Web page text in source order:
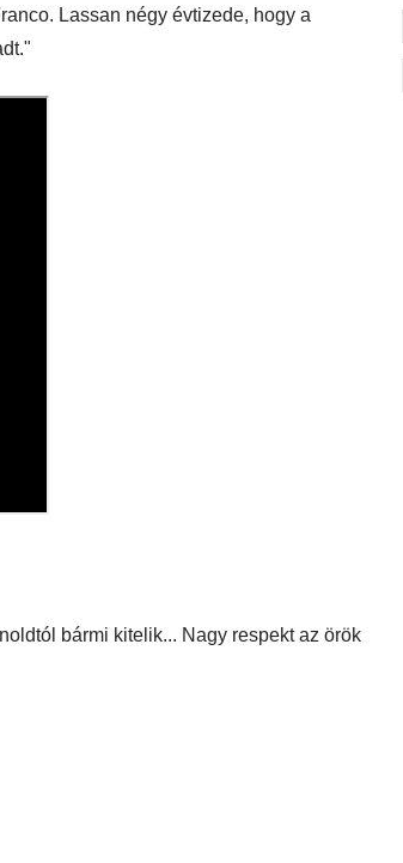
Lassan négy évtizede, hogy a
bármi kitelik... Nagy respekt az örök